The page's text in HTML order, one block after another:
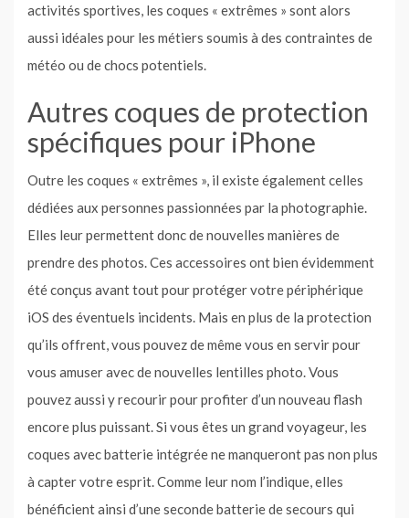
activités sportives, les coques « extrêmes » sont alors
aussi idéales pour les métiers soumis à des contraintes de
météo ou de chocs potentiels.
Autres coques de protection
spécifiques pour iPhone
Outre les coques « extrêmes », il existe également celles
dédiées aux personnes passionnées par la photographie.
Elles leur permettent donc de nouvelles manières de
prendre des photos. Ces accessoires ont bien évidemment
été conçus avant tout pour protéger votre périphérique
iOS des éventuels incidents. Mais en plus de la protection
qu’ils offrent, vous pouvez de même vous en servir pour
vous amuser avec de nouvelles lentilles photo. Vous
pouvez aussi y recourir pour profiter d’un nouveau flash
encore plus puissant. Si vous êtes un grand voyageur, les
coques avec batterie intégrée ne manqueront pas non plus
à capter votre esprit. Comme leur nom l’indique, elles
bénéficient ainsi d’une seconde batterie de secours qui